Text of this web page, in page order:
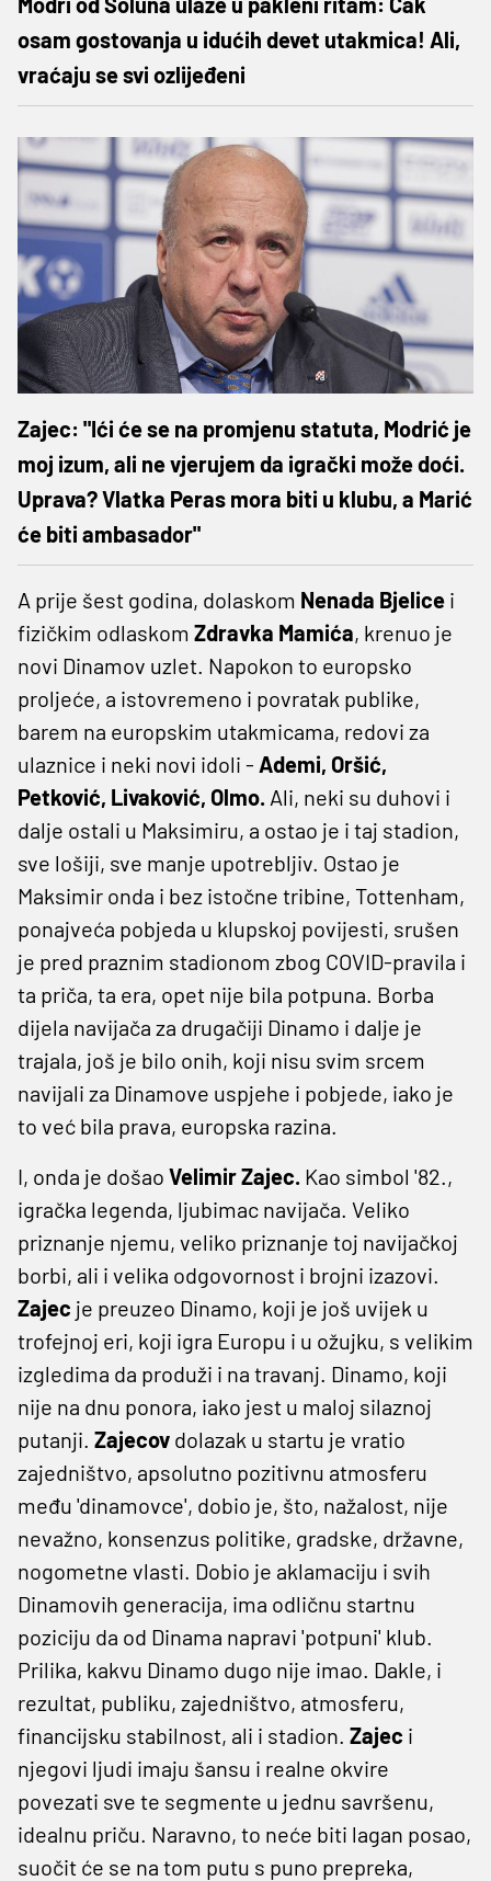
osam gostovanja u idućih devet utakmica! Ali,
vraćaju se svi ozlijeđeni
Zajec: "Ići će se na promjenu statuta, Modrić je
moj izum, ali ne vjerujem da igrački može doći.
Uprava? Vlatka Peras mora biti u klubu, a Marić
će biti ambasador"
A prije šest godina, dolaskom Nenada Bjelice i
fizičkim odlaskom Zdravka Mamića, krenuo je
novi Dinamov uzlet. Napokon to europsko
proljeće, a istovremeno i povratak publike,
barem na europskim utakmicama, redovi za
ulaznice i neki novi idoli - Ademi, Oršić,
Petković, Livaković, Olmo. Ali, neki su duhovi i
dalje ostali u Maksimiru, a ostao je i taj stadion,
sve lošiji, sve manje upotrebljiv. Ostao je
Maksimir onda i bez istočne tribine, Tottenham,
ponajveća pobjeda u klupskoj povijesti, srušen
je pred praznim stadionom zbog COVID-pravila i
ta priča, ta era, opet nije bila potpuna. Borba
dijela navijača za drugačiji Dinamo i dalje je
trajala, još je bilo onih, koji nisu svim srcem
navijali za Dinamove uspjehe i pobjede, iako je
to već bila prava, europska razina.
I, onda je došao Velimir Zajec. Kao simbol '82.,
igračka legenda, ljubimac navijača. Veliko
priznanje njemu, veliko priznanje toj navijačkoj
borbi, ali i velika odgovornost i brojni izazovi.
Zajec je preuzeo Dinamo, koji je još uvijek u
trofejnoj eri, koji igra Europu i u ožujku, s velikim
izgledima da produži i na travanj. Dinamo, koji
nije na dnu ponora, iako jest u maloj silaznoj
putanji. Zajecov dolazak u startu je vratio
zajedništvo, apsolutno pozitivnu atmosferu
među 'dinamovce', dobio je, što, nažalost, nije
nevažno, konsenzus politike, gradske, državne,
nogometne vlasti. Dobio je aklamaciju i svih
Dinamovih generacija, ima odličnu startnu
poziciju da od Dinama napravi 'potpuni' klub.
Prilika, kakvu Dinamo dugo nije imao. Dakle, i
rezultat, publiku, zajedništvo, atmosferu,
financijsku stabilnost, ali i stadion. Zajec i
njegovi ljudi imaju šansu i realne okvire
povezati sve te segmente u jednu savršenu,
idealnu priču. Naravno, to neće biti lagan posao,
suočit će se na tom putu s puno prepreka,